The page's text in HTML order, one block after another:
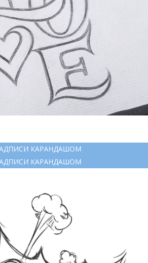
КАРАНДАШОМ
КАРАНДАШОМ